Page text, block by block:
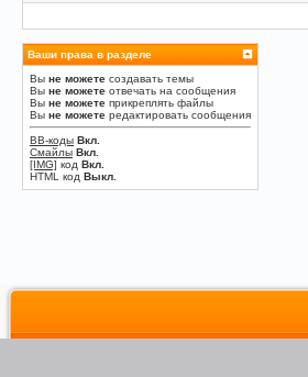
Ваши права в разделе
Вы не можете создавать темы
Вы не можете отвечать на сообщения
Вы не можете прикреплять файлы
Вы не можете редактировать сообщения
BB-коды Вкл.
Смайлы Вкл.
[IMG] код Вкл.
HTML код Выкл.